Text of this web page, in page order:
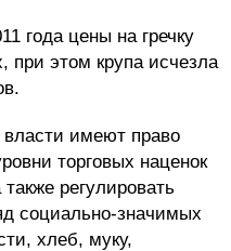
года цены на гречку
при этом крупа исчезла
имеют право
торговых наценок
регулировать
социально-значимых
хлеб, муку,